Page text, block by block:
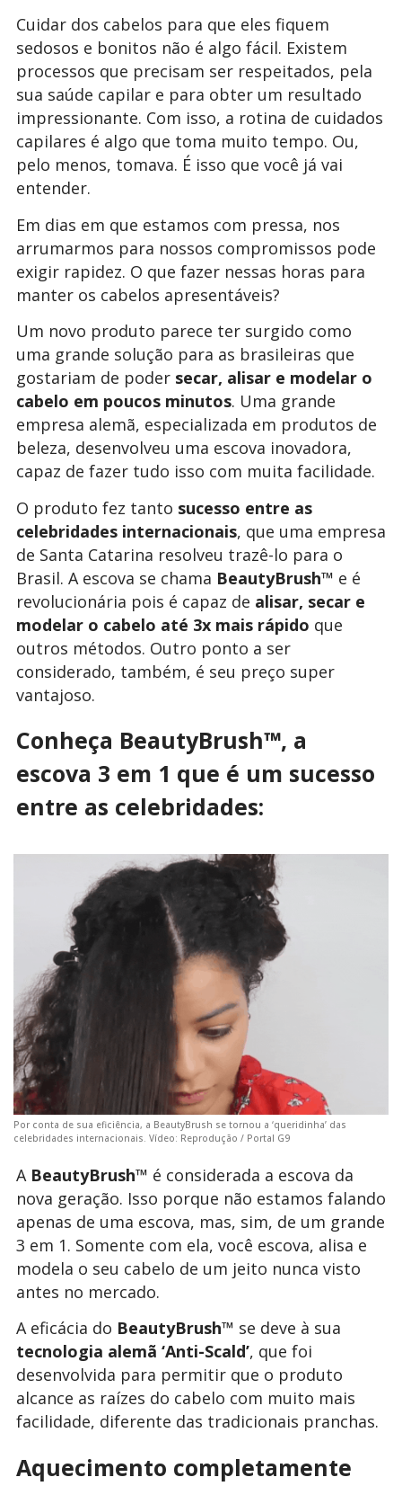
Cuidar dos cabelos para que eles fiquem
sedosos e bonitos não é algo fácil. Existem
processos que precisam ser respeitados, pela
sua saúde capilar e para obter um resultado
impressionante. Com isso, a rotina de cuidados
capilares é algo que toma muito tempo. Ou,
pelo menos, tomava. É isso que você já vai
entender.
Em dias em que estamos com pressa, nos
arrumarmos para nossos compromissos pode
exigir rapidez. O que fazer nessas horas para
manter os cabelos apresentáveis?
Um novo produto parece ter surgido como
uma grande solução para as brasileiras que
gostariam de poder secar, alisar e modelar o
cabelo em poucos minutos. Uma grande
empresa alemã, especializada em produtos de
beleza, desenvolveu uma escova inovadora,
capaz de fazer tudo isso com muita facilidade.
O produto fez tanto sucesso entre as
celebridades internacionais, que uma empresa
de Santa Catarina resolveu trazê-lo para o
Brasil. A escova se chama BeautyBrush™ e é
revolucionária pois é capaz de alisar, secar e
modelar o cabelo até 3x mais rápido que
outros métodos. Outro ponto a ser
considerado, também, é seu preço super
vantajoso.
Conheça BeautyBrush™, a
escova 3 em 1 que é um sucesso
entre as celebridades:
Por conta de sua eficiência, a BeautyBrush se tornou a ‘queridinha’ das
celebridades internacionais. Vídeo: Reprodução / Portal G9
A BeautyBrush™ é considerada a escova da
nova geração. Isso porque não estamos falando
apenas de uma escova, mas, sim, de um grande
3 em 1. Somente com ela, você escova, alisa e
modela o seu cabelo de um jeito nunca visto
antes no mercado.
A eficácia do BeautyBrush™ se deve à sua
tecnologia alemã ‘Anti-Scald’, que foi
desenvolvida para permitir que o produto
alcance as raízes do cabelo com muito mais
facilidade, diferente das tradicionais pranchas.
Aquecimento completamente